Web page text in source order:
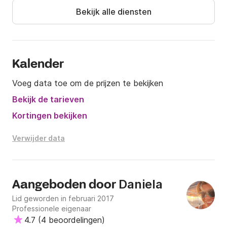
daarbij hoort: zwemmen, snorkelen, vissen, roeien en
zonnebaden. Of ontdek dorpjes en verschillende
Bekijk alle diensten
Kalender
Voeg data toe om de prijzen te bekijken
Bekijk de tarieven
Kortingen bekijken
Verwijder data
Aangeboden door Daniela
Lid geworden in februari 2017
Professionele eigenaar
4.7 (4 beoordelingen)